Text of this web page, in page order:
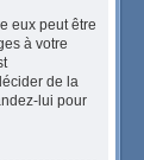
eux peut être
à votre
de la
lui pour